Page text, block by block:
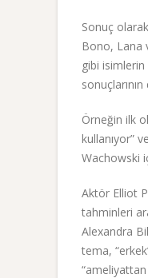
Sonuç
Bono, Lana
gibi
Örneğin ilk
kullanıyor”
Wachowski
Aktör Elliot
tahminleri
Alexandra
tema,